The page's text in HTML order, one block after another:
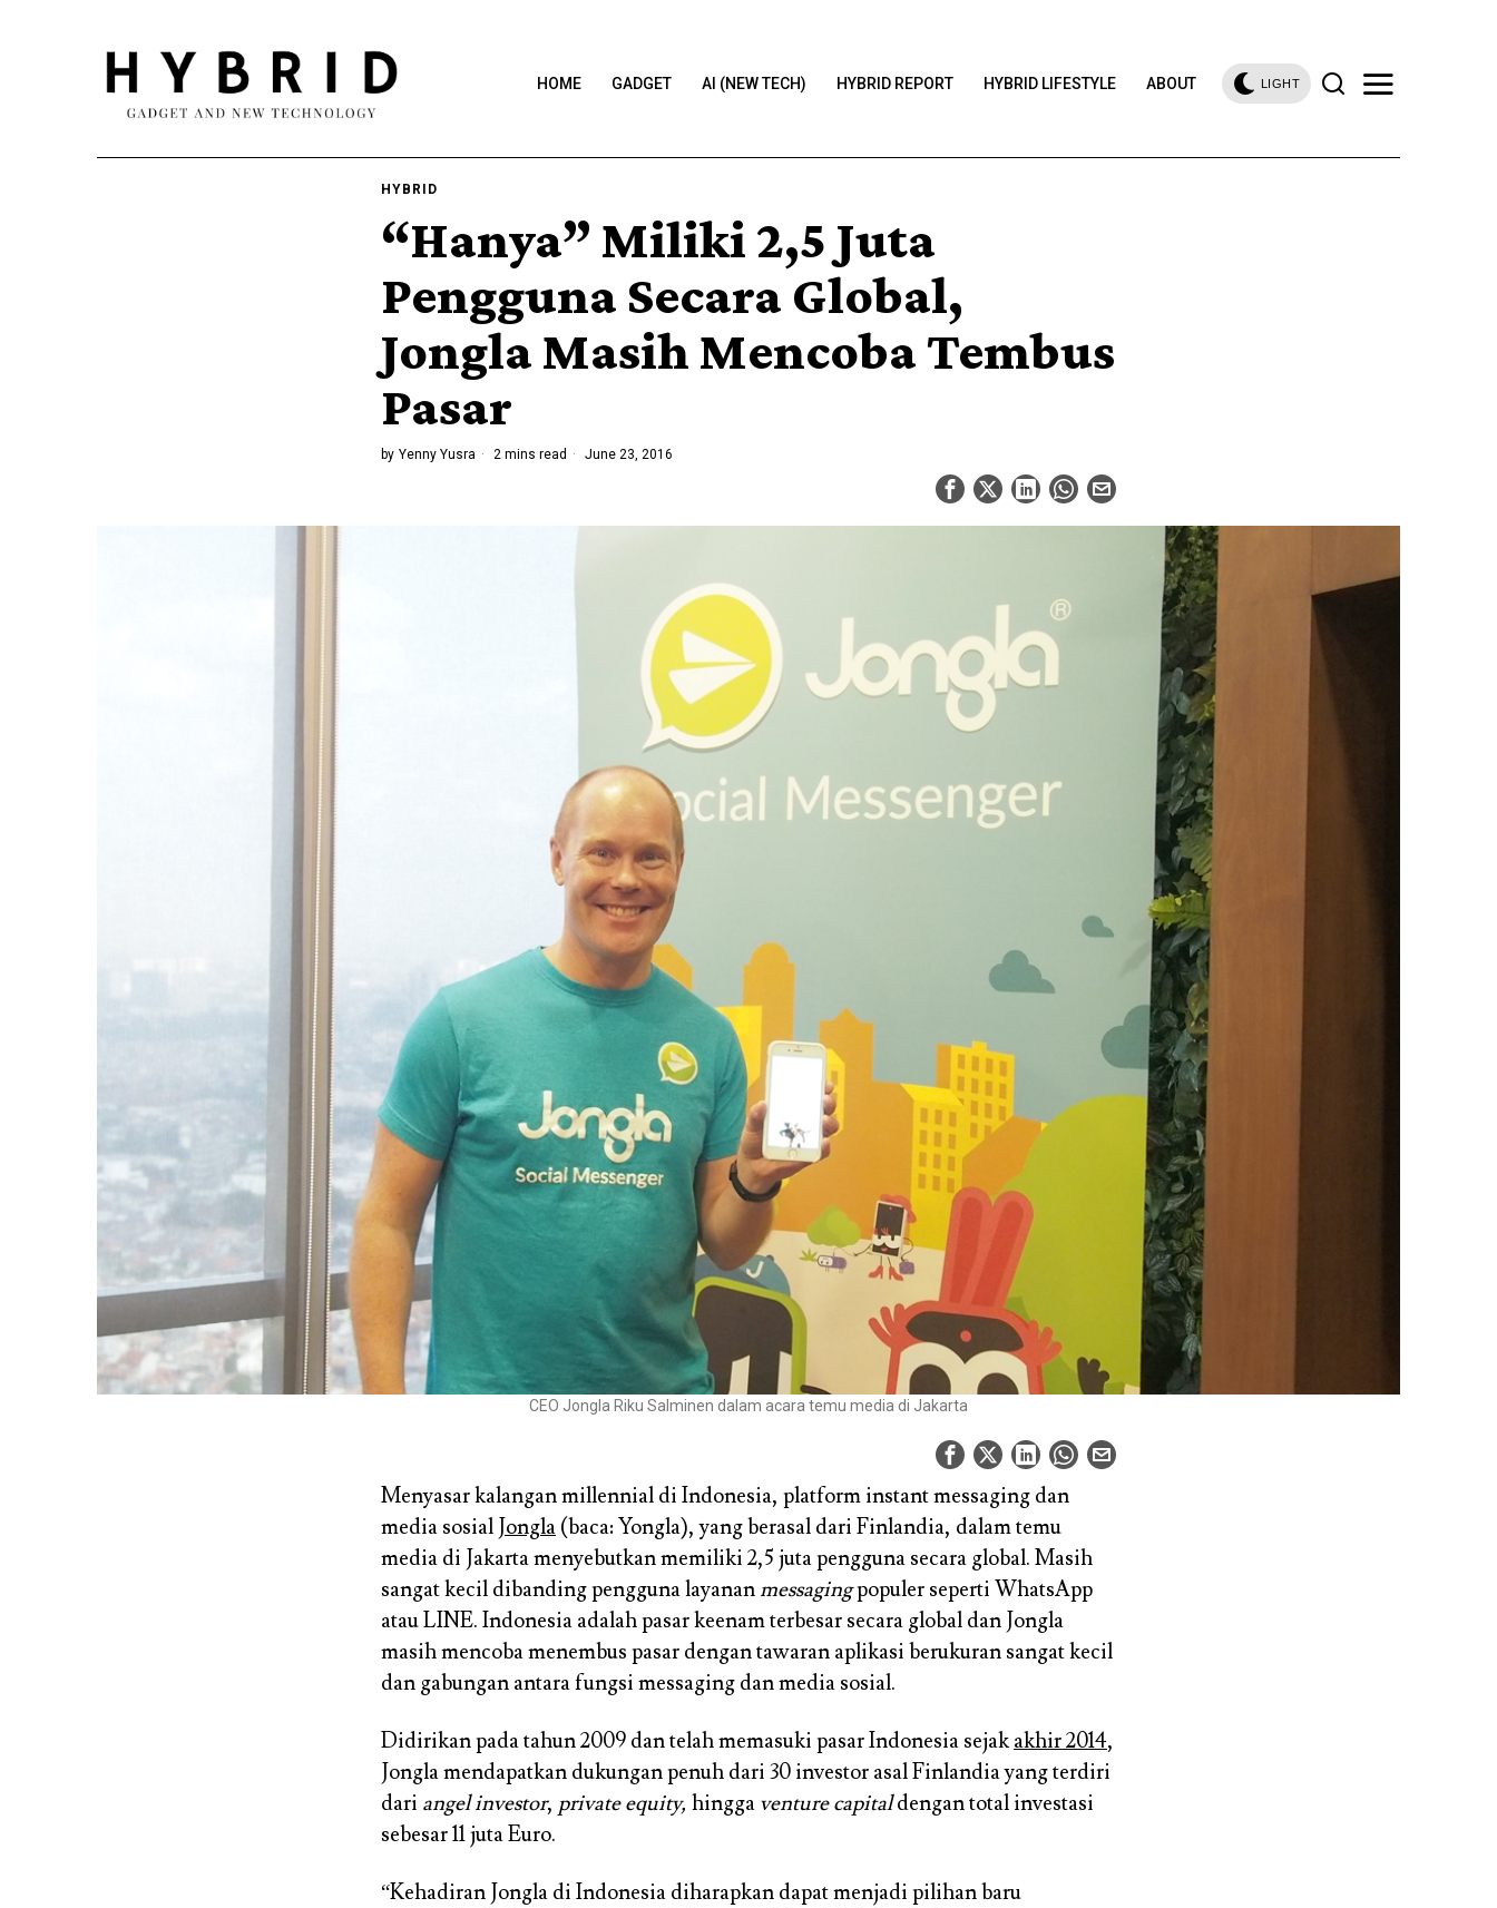
HOME GADGET AI (NEW TECH) HYBRID REPORT HYBRID LIFESTYLE ABOUT LIGHT
HYBRID
“Hanya” Miliki 2,5 Juta
Pengguna Secara Global,
Jongla Masih Mencoba Tembus
Pasar
by Yenny Yusra 2 mins read June 23, 2016
CEO Jongla Riku Salminen dalam acara temu media di Jakarta
Menyasar kalangan millennial di Indonesia, platform instant messaging dan
media sosial Jongla (baca: Yongla), yang berasal dari Finlandia, dalam temu
media di Jakarta menyebutkan memiliki 2,5 juta pengguna secara global. Masih
sangat kecil dibanding pengguna layanan messagingpopuler seperti WhatsApp
atau LINE. Indonesia adalah pasar keenam terbesar secara global dan Jongla
masih mencoba menembus pasar dengan tawaran aplikasi berukuran sangat kecil
dan gabungan antara fungsi messaging dan media sosial.
Didirikan pada tahun 2009 dan telah memasuki pasar Indonesia sejakakhir 2014,
Jongla mendapatkan dukungan penuh dari 30 investor asal Finlandia yang terdiri
dari angel investor, private equity, hingga venture capitaldengan total investasi
sebesar 11 juta Euro.
“Kehadiran Jongla di Indonesia diharapkan dapat menjadi pilihan baru